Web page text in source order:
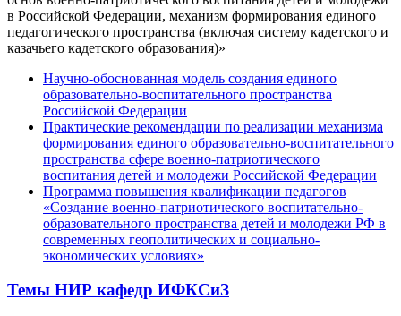
в Российской Федерации, механизм формирования единого
педагогического пространства (включая систему кадетского и
казачьего кадетского образования)»
Научно-обоснованная модель создания единого
образовательно-воспитательного пространства
Российской Федерации
Практические рекомендации по реализации механизма
формирования единого образовательно-воспитательного
пространства сфере военно-патриотического
воспитания детей и молодежи Российской Федерации
Программа повышения квалификации педагогов
«Создание военно-патриотического воспитательно-
образовательного пространства детей и молодежи РФ в
современных геополитических и социально-
экономических условиях»
Темы НИР кафедр ИФКСиЗ